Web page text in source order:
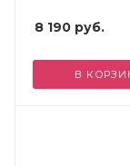
8 190 руб.
В